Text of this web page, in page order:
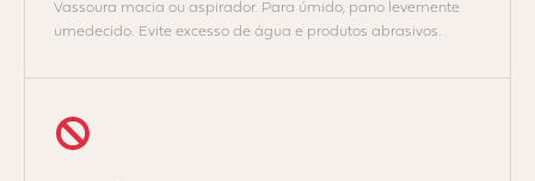
Vassoura macia ou aspirador. Para úmido, pano levemente
umedecido. Evite excesso de água e produtos abrasivos.